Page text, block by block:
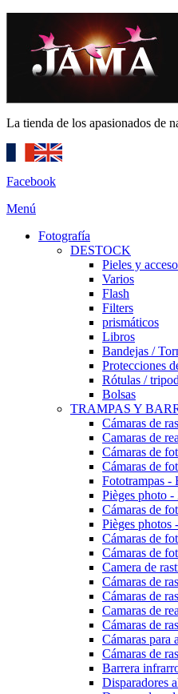
La tienda de los apasionados de
Facebook
Menú
Fotografía
DESTOCK
Pieles y
Varios
Flash
Filters
prismáticos
Libros
Bandejas /
Protecciones
Rótulas /
Bolsas
TRAMPAS Y
Cámaras de
Camaras de
Cámaras de
Cámaras de
Fototrampas
Pièges photo -
Cámaras de
Pièges
Cámaras de
Cámaras de
Camera de
Cámaras de
Cámaras de
Camaras de
Cámaras de
Cámaras para
Cámaras de
Barrera
Disparadores